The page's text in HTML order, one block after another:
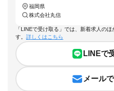
福岡県
株式会社丸信
「LINEで受け取る」では、新着求人の
す。 詳しくはこちら
LINEで
メール